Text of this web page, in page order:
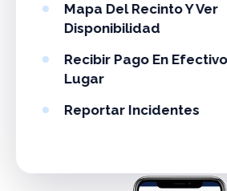
Mapa Del Recinto Y Ver
Disponibilidad
Recibir Pago En
Lugar
Reportar Incidentes